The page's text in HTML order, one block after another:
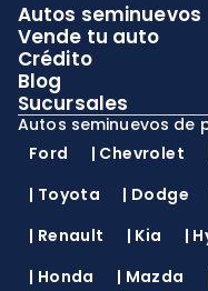
Autos seminuevos
Vende tu auto
Crédito
Blog
Sucursales
Autos seminuevos de
Ford
| Chevrolet
| Toyota | Dodge
| Renault | Kia |
| Honda | Mazda